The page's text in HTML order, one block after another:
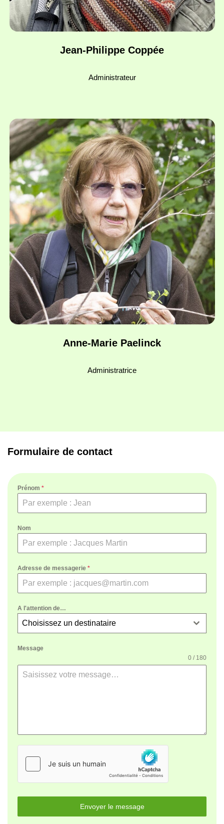
Jean-Philippe Coppée
Administrateur
Anne-Marie Paelinck
Administratrice
Formulaire de contact
Prénom *
Nom
Adresse de messagerie *
A l'attention de…
Choisissez un destinataire
Message
0 / 180
Envoyer le message